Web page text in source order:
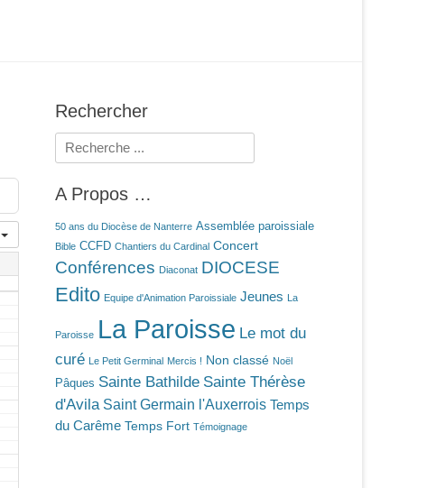
Rechercher
Rechercher :
A Propos …
50 ans du Diocèse de Nanterre Assemblée paroissiale
Bible CCFD Chantiers du Cardinal Concert
Conférences Diaconat DIOCESE
Edito Equipe d'Animation Paroissiale Jeunes La
Paroisse La Paroisse Le mot du
curé
Le Petit Germinal Mercis ! Non classé Noël
Pâques Sainte Bathilde Sainte Thérèse
d'Avila Saint Germain l'Auxerrois Temps
du Carême Temps Fort Témoignage